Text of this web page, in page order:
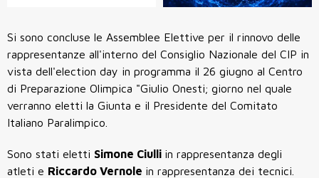
Si sono concluse le Assemblee Elettive per il rinnovo delle
rappresentanze all'interno del Consiglio Nazionale del CIP in
vista dell'election day in programma il 26 giugno al Centro
di Preparazione Olimpica "Giulio Onesti; giorno nel quale
verranno eletti la Giunta e il Presidente del Comitato
Italiano Paralimpico.
Sono stati eletti Simone Ciulli in rappresentanza degli
atleti e Riccardo Vernole in rappresentanza dei tecnici.